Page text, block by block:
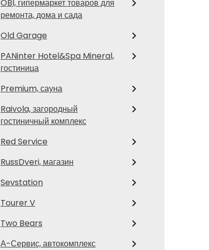
OBI, гипермаркет товаров для
ремонта, дома и сада
Old Garage
PANinter Hotel&Spa Mineral,
гостиница
Premium, сауна
Raivola, загородный
гостиничный комплекс
Red Service
RussDveri, магазин
Sevstation
Tourer V
Two Bears
А-Сервис, автокомплекс